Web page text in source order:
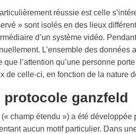
réussie est celle
» sont isolés en des lieux
d’un système vidéo.
L’ensemble des
l’attention qu’une personne
de celle-ci, en fonction de la nature
protocole ganzfeld
(« champ étendu ») a été développée
aucun motif particulier. Dans